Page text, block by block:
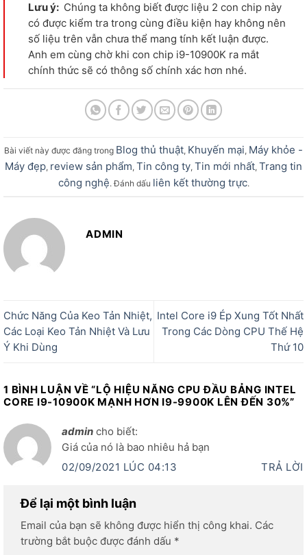
Lưu ý: Chúng ta không biết được liệu 2 con chip này
có được kiểm tra trong cùng điều kiện hay không nên
số liệu trên vẫn chưa thể mang tính kết luận được.
Anh em cùng chờ khi con chip i9-10900K ra mắt
chính thức sẽ có thông số chính xác hơn nhé.
Bài viết này được đăng trong Blog thủ thuật Khuyến mại Máy khỏe -
Máy đẹp review sản phẩm Tin công ty Tin mới nhất Trang tin
công nghệ. Đánh dấu liên kết thường trực.
ADMIN
Chức Năng Của Keo Tản Nhiệt,
Các Loại Keo Tản Nhiệt Và Lưu
Ý Khi Dùng
Intel Core i9 Ép Xung Tốt Nhất
Trong Các Dòng CPU Thế Hệ
Thứ 10
1 BÌNH LUẬN VỀ “LỘ HIỆU NĂNG CPU ĐẦU BẢNG INTEL
CORE I9-10900K MẠNH HƠN I9-9900K LÊN ĐẾN 30%”
admin cho biết:
Giá của nó là bao nhiêu hả bạn
02/09/2021 LÚC 04:13
TRẢ LỜI
Để lại một bình luận
Email của bạn sẽ không được hiển thị công khai. Các
trường bắt buộc được đánh dấu *